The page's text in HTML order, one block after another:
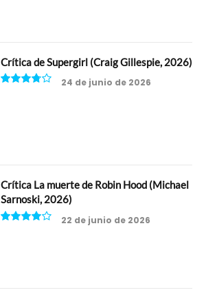
Crítica de Supergirl (Craig Gillespie, 2026)
24 de junio de 2026
Crítica La muerte de Robin Hood (Michael
Sarnoski, 2026)
22 de junio de 2026